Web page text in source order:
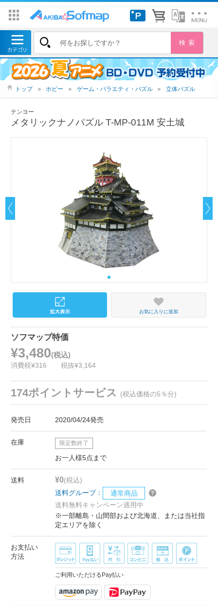
トップ ＞ ホビー ＞ ゲーム・バラエティ・パズル ＞ 立体パズル
テンヨー
メタリックナノパズル T-MP-011M 安土城
お気に入りに追加
ソフマップ特価
¥3,480(税込)
消費税¥316 税抜¥3,164
174ポイントサービス (税込価格の5％分)
発売日 2020/04/24発売
在庫 限定数終了
お一人様5点まで
送料 ¥0(税込)
送料グループ：
通常商品
送料無料キャンペーン適用中
※一部離島・山間部および北海道、または当社指
定エリアを除く
お支払い
方法
ご利用いただけるPay払い